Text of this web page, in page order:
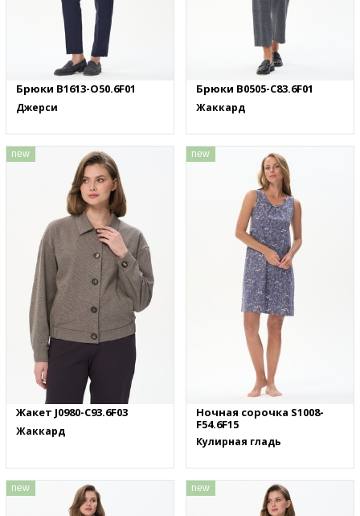
Брюки B1613-O50.6F01
Джерси
Брюки B0505-C83.6F01
Жаккард
new
Жакет J0980-C93.6F03
Жаккард
new
Ночная сорочка S1008-
F54.6F15
Кулирная гладь
new new